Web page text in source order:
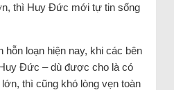
thì Huy Đức mới tự tin sống
hỗn loạn hiện nay, khi các bên
Đức – dù được cho là có
thì cũng khó lòng vẹn toàn